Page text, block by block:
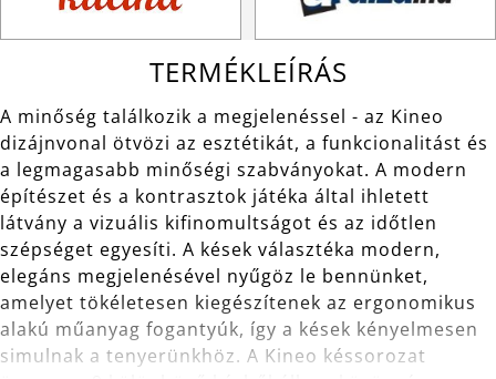
TERMÉKLEÍRÁS
A minőség találkozik a megjelenéssel - az Kineo
dizájnvonal ötvözi az esztétikát, a funkcionalitást és
a legmagasabb minőségi szabványokat. A modern
építészet és a kontrasztok játéka által ihletett
látvány a vizuális kifinomultságot és az időtlen
szépséget egyesíti. A kések választéka modern,
elegáns megjelenésével nyűgöz le bennünket,
amelyet tökéletesen kiegészítenek az ergonomikus
alakú műanyag fogantyúk, így a kések kényelmesen
simulnak a tenyerünkhöz. A Kineo késsorozat